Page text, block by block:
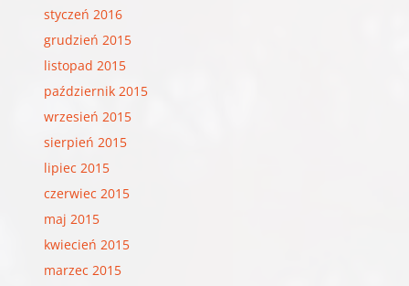
styczeń 2016
grudzień 2015
listopad 2015
październik 2015
wrzesień 2015
sierpień 2015
lipiec 2015
czerwiec 2015
maj 2015
kwiecień 2015
marzec 2015